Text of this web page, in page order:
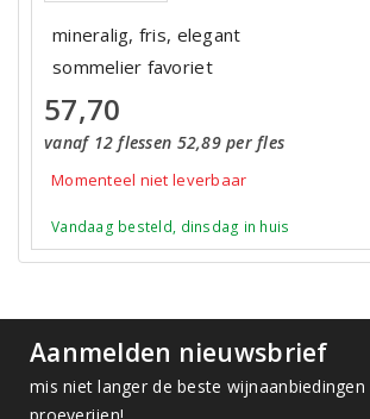
mineralig, fris, elegant
sommelier favoriet
57,70
vanaf 12 flessen 52,89 per fles
Momenteel niet leverbaar
Vandaag besteld, dinsdag in huis
Aanmelden nieuwsbrief
mis niet langer de beste